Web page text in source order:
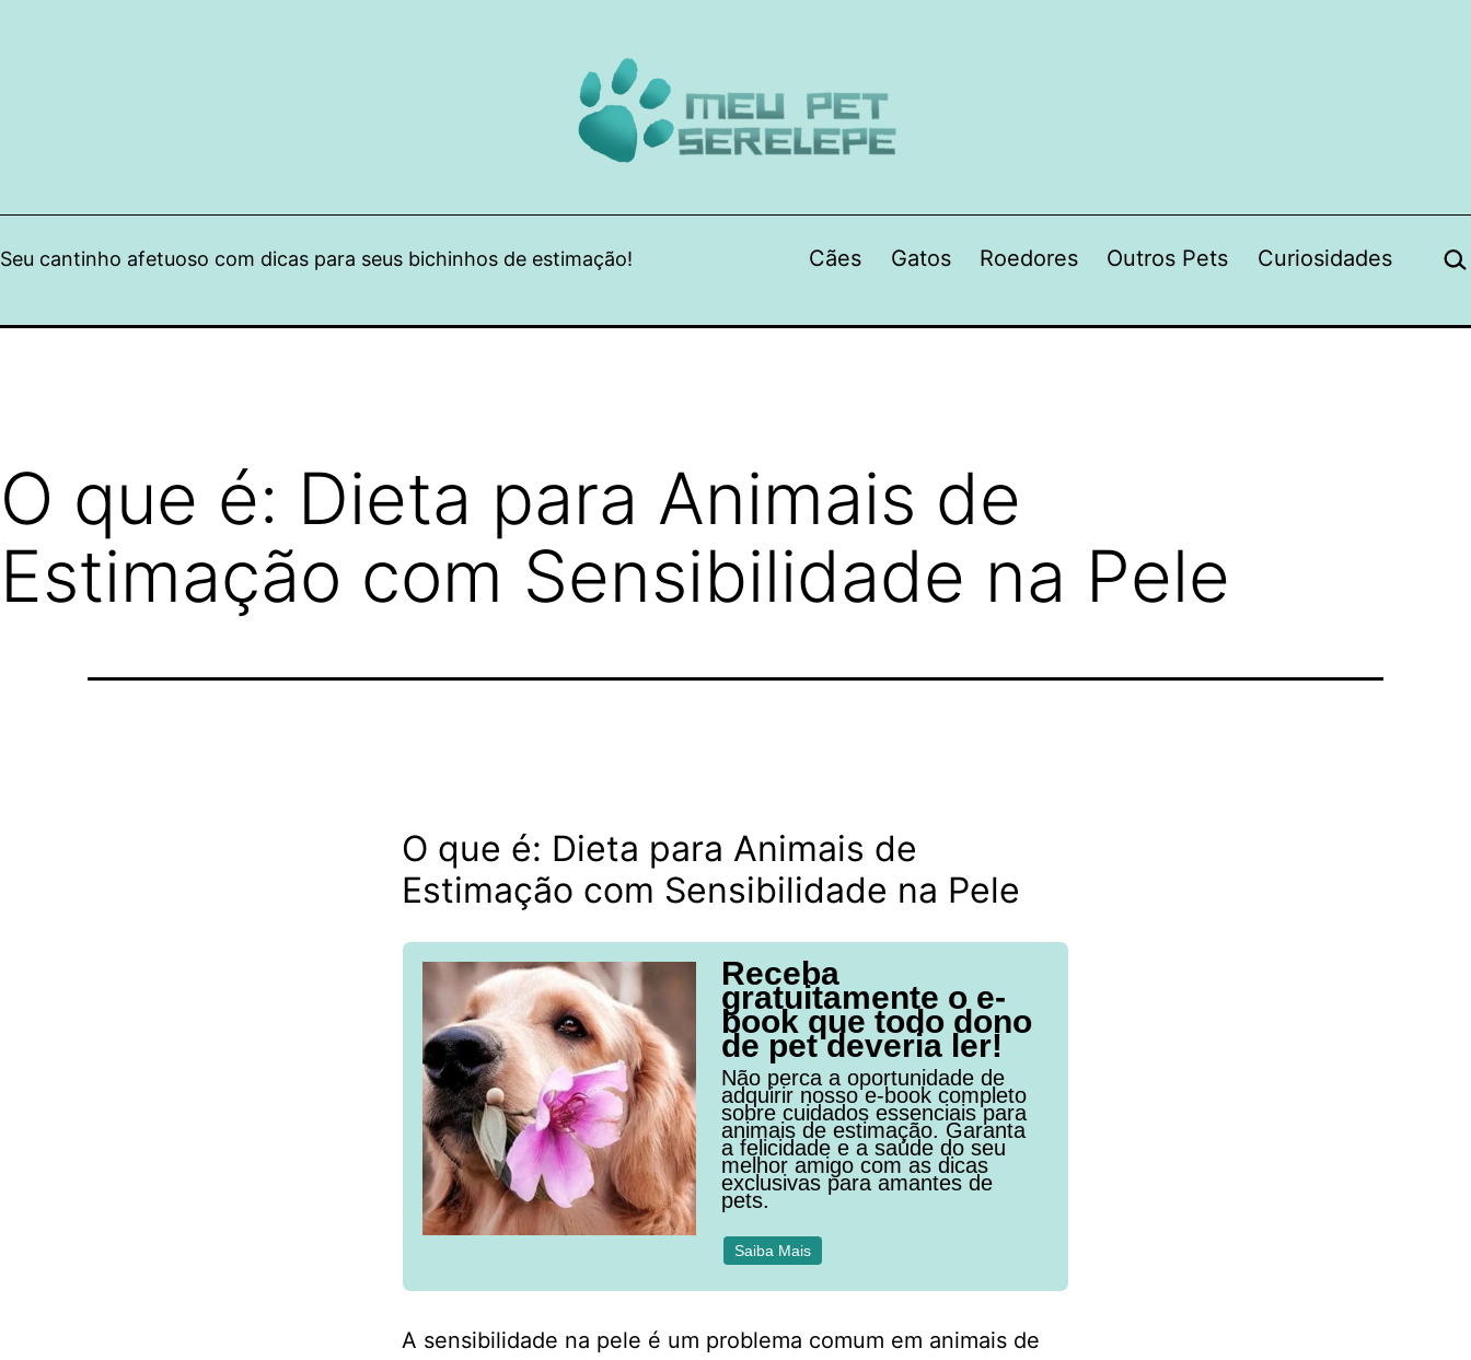
Seu cantinho afetuoso com dicas para seus bichinhos de estimação! Cães Gatos Roedores Outros Pets Curiosidades
O que é: Dieta para Animais de
Estimação com Sensibilidade na Pele
O que é: Dieta para Animais de
Estimação com Sensibilidade na Pele
Receba
gratuitamente o e-
book que todo dono
de pet deveria ler!
Não perca a oportunidade de
adquirir nosso e-book completo
sobre cuidados essenciais para
animais de estimação. Garanta
a felicidade e a saúde do seu
melhor amigo com as dicas
exclusivas para amantes de
pets.
Saiba Mais
A sensibilidade na pele é um problema comum em animais de